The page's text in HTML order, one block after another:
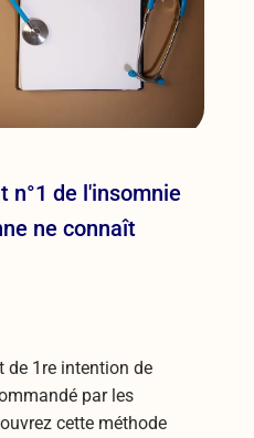
n°1 de l'insomnie
ne connaît
de 1re intention de
par les
cette méthode